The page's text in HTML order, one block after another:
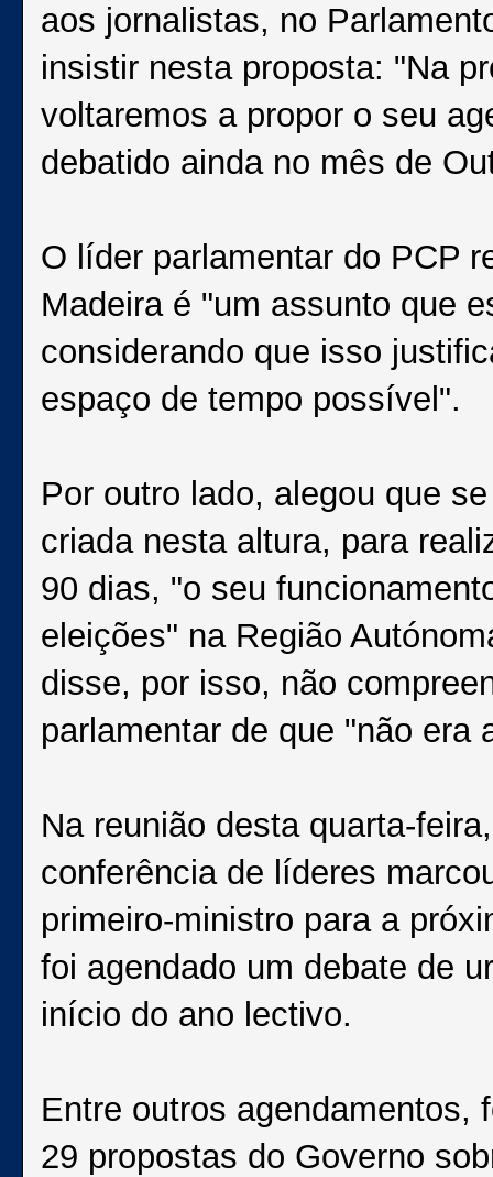
aos jornalistas, no
insistir nesta proposta: "Na
voltaremos a propor o seu
debatido ainda no mês de
O líder parlamentar do PCP
Madeira é "um assunto que
considerando que isso
espaço de tempo possível".
Por outro lado, alegou que
criada nesta altura, para
90 dias, "o seu
eleições" na Região
disse, por isso, não
parlamentar de que "não era
Na reunião desta quarta-
conferência de líderes
primeiro-ministro para a
foi agendado um debate de
início do ano lectivo.
Entre outros agendamentos,
29 propostas do Governo